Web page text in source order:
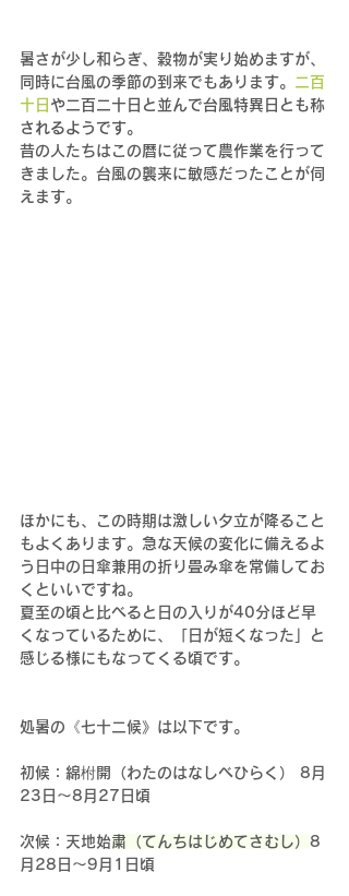
暑さが少し和らぎ、穀物が実り始めますが、
同時に台風の季節の到来でもあります。
二百
十日 や二百二十日と並んで台風特異日とも称
されるようです。
昔の人たちはこの暦に従って農作業を行って
きました。台風の襲来に敏感だったことが伺
えます。
ほかにも、この時期は激しい夕立が降ること
もよくあります。急な天候の変化に備えるよ
う日中の日傘兼用の折り畳み傘を常備してお
くといいですね。
夏至の頃と比べると日の入りが40分ほど早
くなっているために、「日が短くなった」と
感じる様にもなってくる頃です。
処暑の《七十二候》は以下です。
初候：綿柎開（わたのはなしべひらく） 8月
23日〜8月27日頃
次候：天地始粛（てんちはじめてさむし） 8
月28日〜9月1日頃